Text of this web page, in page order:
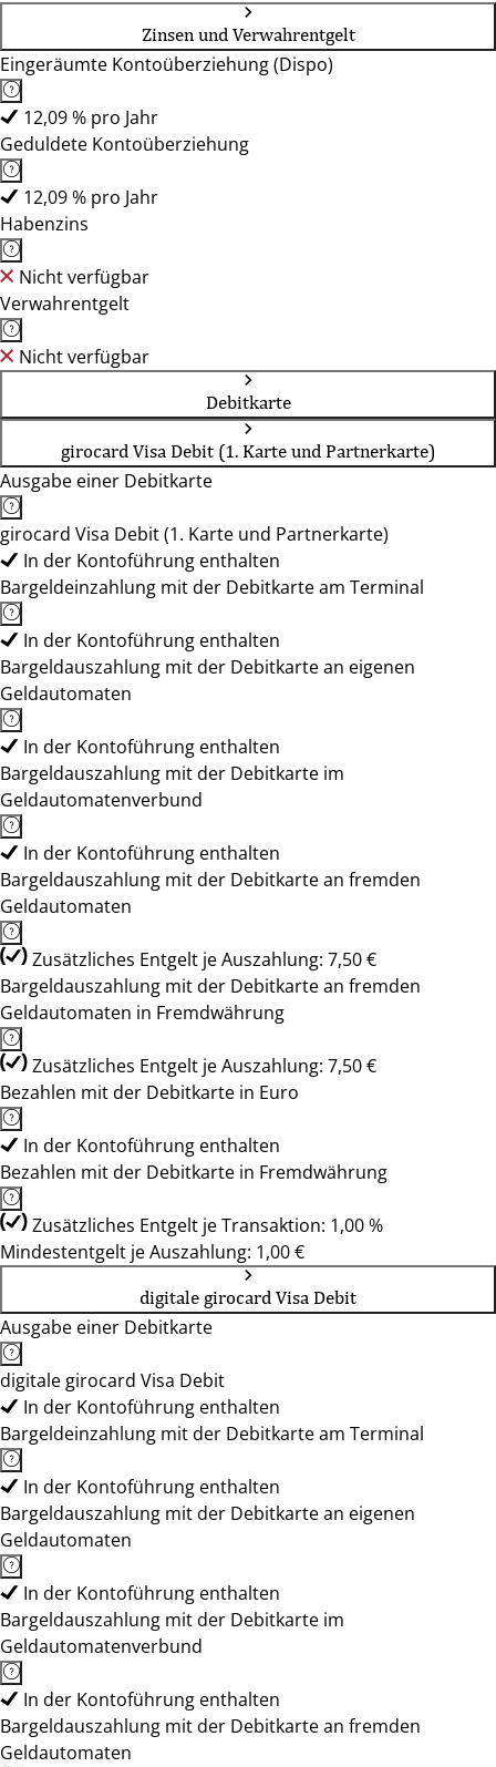
Zinsen und Verwahrentgelt
Eingeräumte Kontoüberziehung (Dispo)
12,09 % pro Jahr
Geduldete Kontoüberziehung
12,09 % pro Jahr
Habenzins
Nicht verfügbar
Verwahrentgelt
Nicht verfügbar
Debitkarte
girocard Visa Debit (1. Karte und Partnerkarte)
Ausgabe einer Debitkarte
girocard Visa Debit (1. Karte und Partnerkarte)
In der Kontoführung enthalten
Bargeldeinzahlung mit der Debitkarte am Terminal
In der Kontoführung enthalten
Bargeldauszahlung mit der Debitkarte an eigenen
Geldautomaten
In der Kontoführung enthalten
Bargeldauszahlung mit der Debitkarte im
Geldautomatenverbund
In der Kontoführung enthalten
Bargeldauszahlung mit der Debitkarte an fremden
Geldautomaten
Zusätzliches Entgelt je Auszahlung: 7,50 €
Bargeldauszahlung mit der Debitkarte an fremden
Geldautomaten in Fremdwährung
Zusätzliches Entgelt je Auszahlung: 7,50 €
Bezahlen mit der Debitkarte in Euro
In der Kontoführung enthalten
Bezahlen mit der Debitkarte in Fremdwährung
Zusätzliches Entgelt je Transaktion: 1,00 %
Mindestentgelt je Auszahlung: 1,00 €
digitale girocard Visa Debit
Ausgabe einer Debitkarte
digitale girocard Visa Debit
In der Kontoführung enthalten
Bargeldeinzahlung mit der Debitkarte am Terminal
In der Kontoführung enthalten
Bargeldauszahlung mit der Debitkarte an eigenen
Geldautomaten
In der Kontoführung enthalten
Bargeldauszahlung mit der Debitkarte im
Geldautomatenverbund
In der Kontoführung enthalten
Bargeldauszahlung mit der Debitkarte an fremden
Geldautomaten